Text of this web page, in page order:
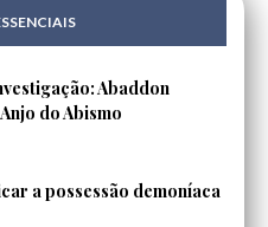
Abaddon
do Abismo
a possessão demoníaca